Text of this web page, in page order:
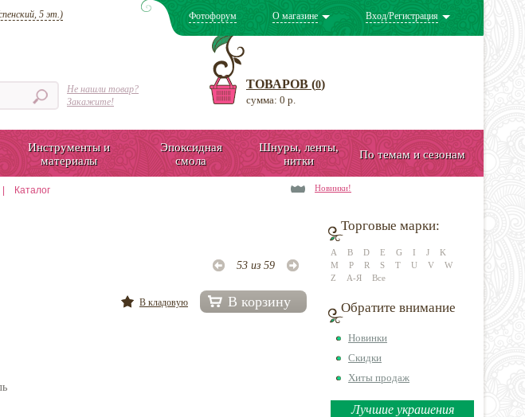
5 эт.)
Не нашли товар?
Закажите!
Фотофорум О магазине Вход/Регистрация
ТОВАРОВ (0)
сумма: 0 р.
Инструменты и
материалы
Эпоксидная
смола
Шнуры, ленты,
нитки
По темам и сезонам
Каталог Новинки!
53 из 59
В корзину
В кладовую
Торговые марки:
A B D E G I J
K
M
P R S T U V
W
Z
А-Я Все
Обратите внимание
Новинки
Скидки
Хиты продаж
Лучшие украшения